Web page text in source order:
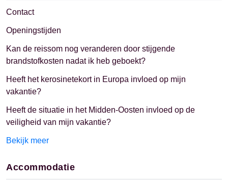
Contact
Openingstijden
Kan de reissom nog veranderen door stijgende
brandstofkosten nadat ik heb geboekt?
Heeft het kerosinetekort in Europa invloed op mijn
vakantie?
Heeft de situatie in het Midden-Oosten invloed op de
veiligheid van mijn vakantie?
Bekijk meer
Accommodatie